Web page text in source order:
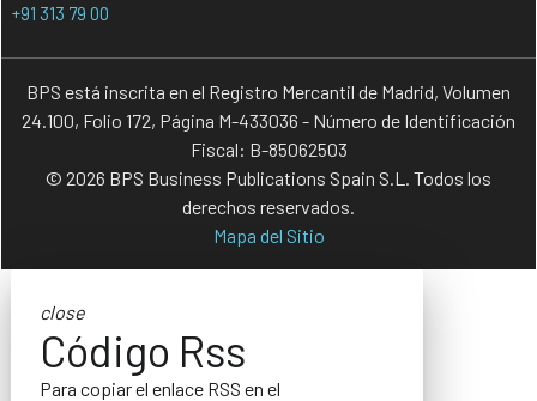
+91 313 79 00
BPS está inscrita en el Registro Mercantil de Madrid, Volumen
24.100, Folio 172, Página M-433036 - Número de Identificación
Fiscal: B-85062503
© 2026 BPS Business Publications Spain S.L. Todos los
derechos reservados.
Mapa del Sitio
close
Código Rss
Para copiar el enlace RSS en el